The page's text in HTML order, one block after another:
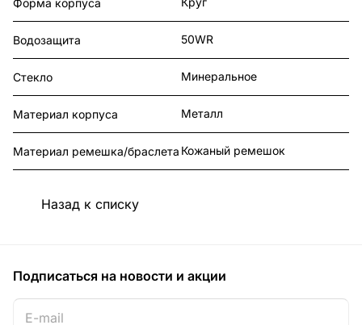
Форма корпуса
Водозащита 50WR
Стекло Минеральное
Материал корпуса Металл
Материал ремешка/браслета Кожаный ремешок
Назад к списку
Подписаться на новости и акции